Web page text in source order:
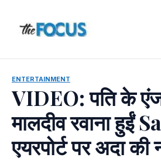
content
ENTERTAINMENT
VIDEO: पति के
मालदीव रवाना हुईं
एयरपोर्ट पर अदा की